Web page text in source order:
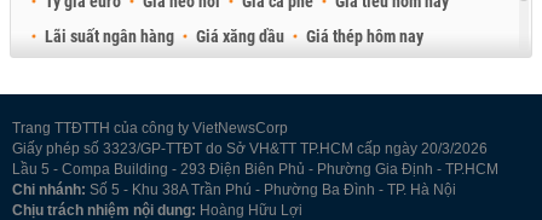
Lãi suất ngân hàng
Giá xăng dầu
Giá thép hôm nay
Trang TTĐTTH của công ty VietNewsCorp
Giấy phép số 3323/GP-TTĐT do Sở VH&TT TP.HCM cấp ngày 20/3/2026
Lầu 5 - Compa Building - 293 Điện Biên Phủ - Phường Gia Định - TP.HCM
Chi nhánh: Số 5 - Khu 38A Trần Phú - Phường Ba Đình - TP. Hà Nội
Chịu trách nhiệm nội dung: Hoàng Hữu Lợi